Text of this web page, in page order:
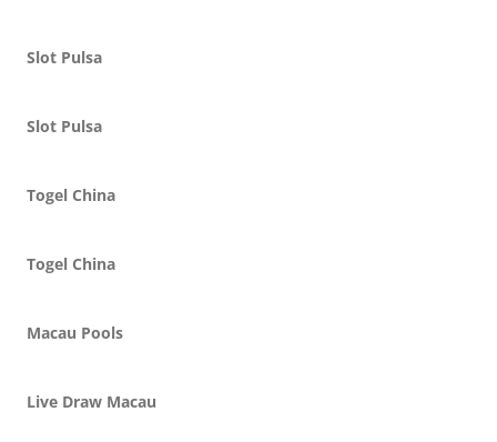
Slot Pulsa
Slot Pulsa
Togel China
Togel China
Macau Pools
Live Draw Macau